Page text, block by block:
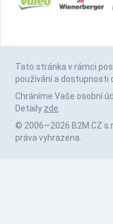
Tato stránka v rámci
používání a dostupnosti
Chráníme Vaše osobní
Detaily zde.
© 2006—2026 B2M.CZ
práva vyhrazena.